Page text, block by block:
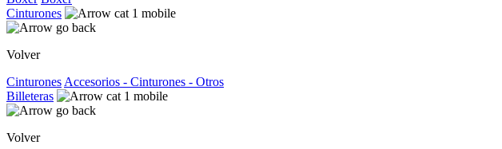
Cinturones
Volver
Cinturones Accesorios - Cinturones - Otros
Billeteras
Volver